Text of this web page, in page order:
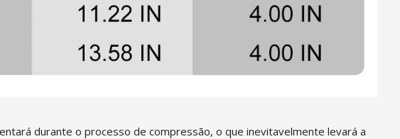
durante o processo de compressão, o que inevitavelmente levará a